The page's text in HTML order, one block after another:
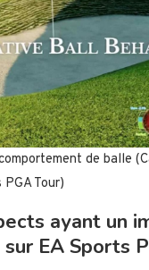
de balle
PGA Tour)
ayant un
EA Sports